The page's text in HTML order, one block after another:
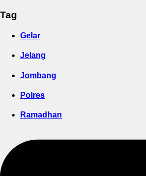
Tag
Gelar
Jelang
Jombang
Polres
Ramadhan